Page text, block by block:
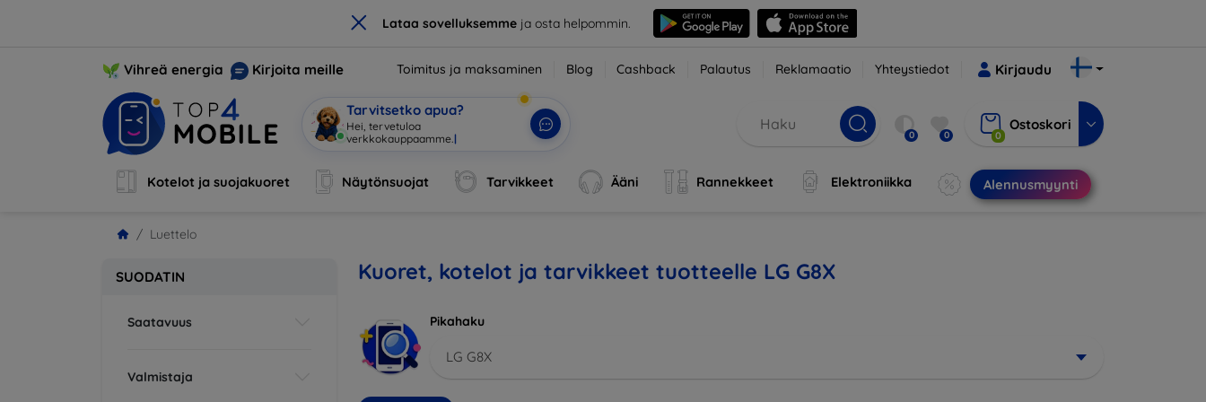
× Lataa sovelluksemmeja osta helpommin.
Vihreä energia Kirjoita meille Toimitus ja maksaminen Blog Cashback Palautus Reklamaatio Yhteystiedot Kirjaudu
Tarvitsetko apua?
Hei, tervetuloa
verkkokauppaamme. | 0 0 0
Ostoskori
Kotelot ja suojakuoret Näytönsuojat Tarvikkeet Ääni Rannekkeet Elektroniikka Alennusmyynti
Luettelo
SUODATIN
Saatavuus
Valmistaja
Kuoret, kotelot ja tarvikkeet tuotteelle LG G8X
Pikahaku
LG G8X